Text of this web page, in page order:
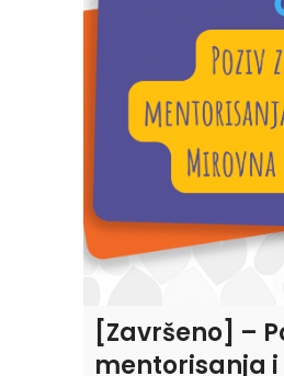
[Završeno] –
mentorisanja i